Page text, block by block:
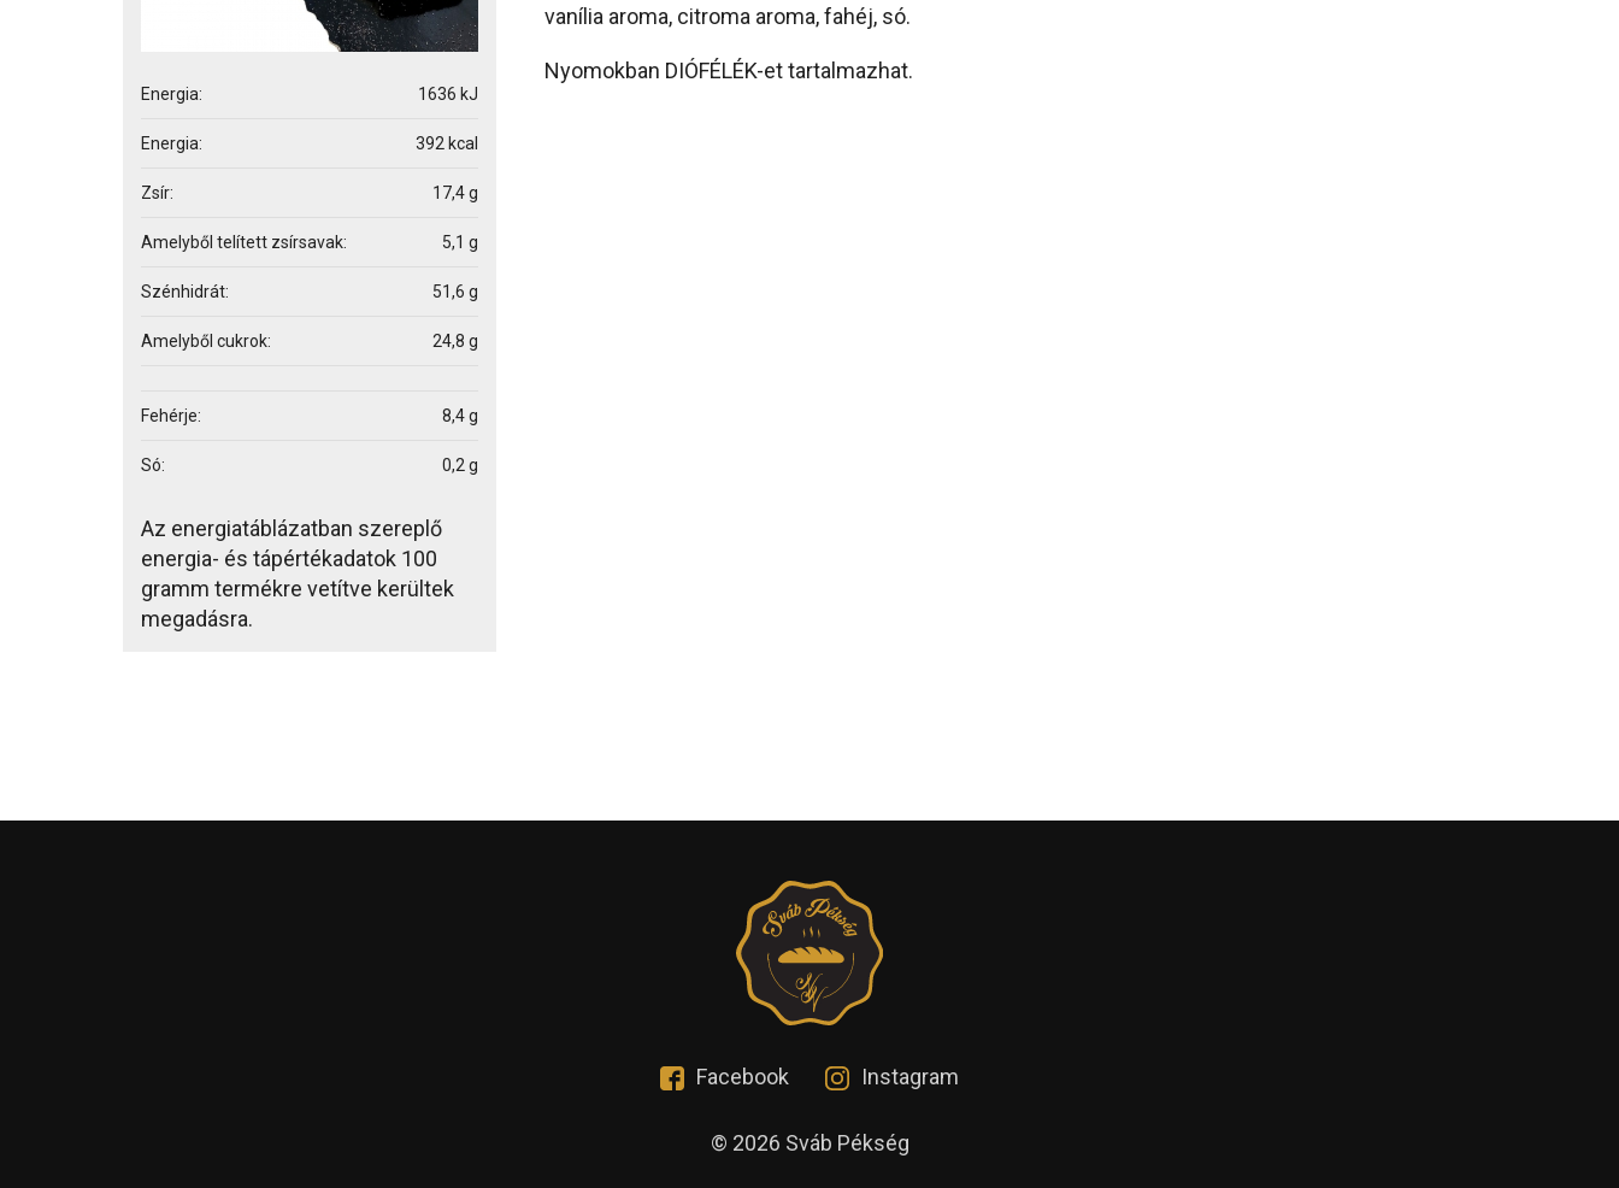
Energia: 1636 kJ
Energia: 392 kcal
Zsír: 17,4 g
Amelyből telített zsírsavak: 5,1 g
Szénhidrát: 51,6 g
Amelyből cukrok: 24,8 g
Fehérje: 8,4 g
Só: 0,2 g
Az energiatáblázatban szereplő
energia- és tápértékadatok 100
gramm termékre vetítve kerültek
megadásra.
vanília aroma, citroma aroma, fahéj, só.
Nyomokban DIÓFÉLÉK-et tartalmazhat.
Facebook Instagram
© 2026 Sváb Pékség